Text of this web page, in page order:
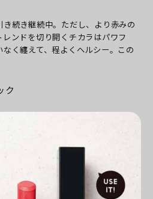
続き継続中。ただし、より赤みの
ンドを切り開くチカラはパワフ
く纏えて、程よくヘルシー。この
ク